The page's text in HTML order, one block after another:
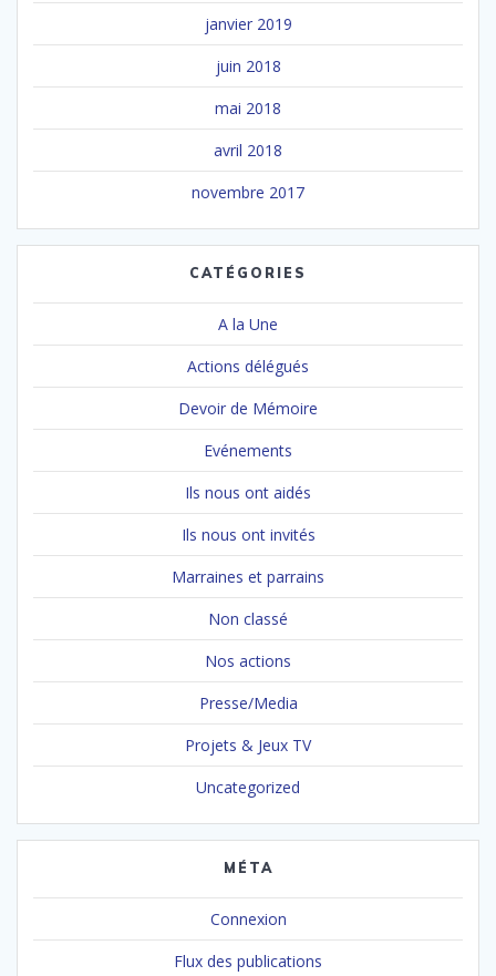
janvier 2019
juin 2018
mai 2018
avril 2018
novembre 2017
CATÉGORIES
A la Une
Actions délégués
Devoir de Mémoire
Evénements
Ils nous ont aidés
Ils nous ont invités
Marraines et parrains
Non classé
Nos actions
Presse/Media
Projets & Jeux TV
Uncategorized
MÉTA
Connexion
Flux des publications